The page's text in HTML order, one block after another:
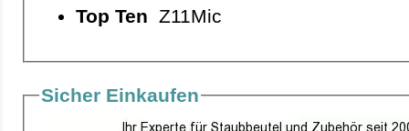
Top Ten Z11Mic
Sicher Einkaufen